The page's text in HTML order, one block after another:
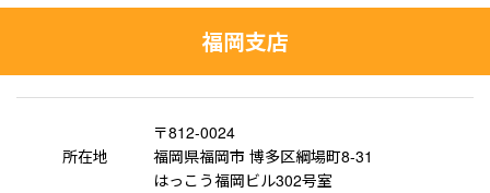
福岡支店
所在地
〒812-0024
福岡県福岡市 博多区綱場町8-31
はっこう福岡ビル302号室